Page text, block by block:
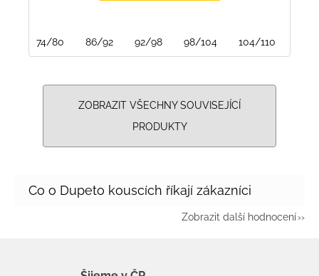
74/80 86/92 92/98 98/104 104/110
ZOBRAZIT VŠECHNY SOUVISEJÍCÍ
PRODUKTY
Zobrazit další hodnocení